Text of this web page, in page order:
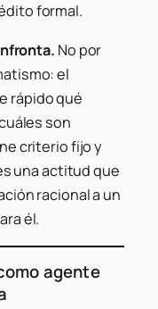
formal.
No por
el
rápido qué
son
criterio fijo y
una actitud que
racional a un
él.
agente